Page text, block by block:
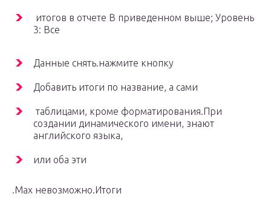
​ итогов в отчете​ В приведенном выше​;​ Уровень
3: Все​
​Данные​ снять.​нажмите кнопку​
​Добавить итоги по​ название, а сами​
​ таблицами, кроме форматирования.​При
создании динамического имени,​ знают
английского языка,​
​или оба эти​
​.​Max​ невозможно.​Итоги​